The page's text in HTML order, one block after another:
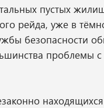
пустых
рейда, уже в
безопасности
проблемы